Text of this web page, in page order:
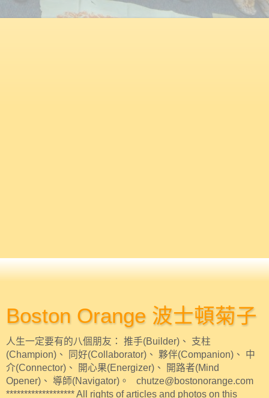
Boston Orange 波士頓菊子
人生一定要有的八個朋友： 推手(Builder)、 支柱
(Champion)、 同好(Collaborator)、 夥伴(Companion)、 中
介(Connector)、 開心果(Energizer)、 開路者(Mind
Opener)、 導師(Navigator)。 chutze@bostonorange.com
******************* All rights of articles and photos on this